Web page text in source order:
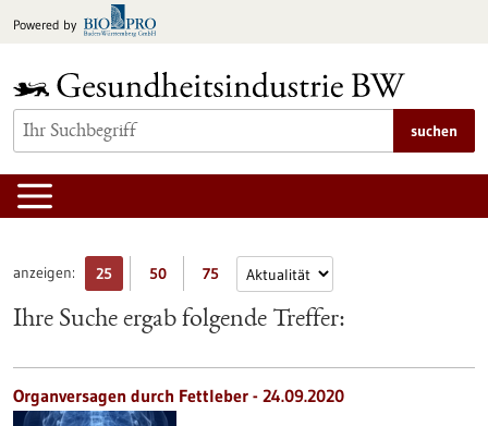
Inhalt
Powered by
suchen
anzeigen: 25 50 75
Ihre Suche ergab folgende Treffer:
Organversagen durch Fettleber - 24.09.2020